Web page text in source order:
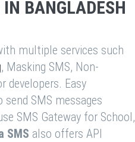
BANGLADESH
multiple services such
, Masking SMS, Non-
developers. Easy
SMS messages
SMS Gateway for School,
SMS also offers API